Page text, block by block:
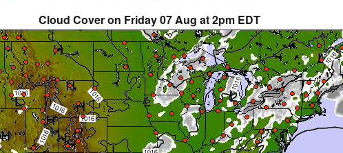
Cloud Cover on Friday 07 Aug at 2pm EDT